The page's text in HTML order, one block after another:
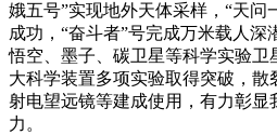
娥五号”实现地外天体采样，“天问
成功，“奋斗者”号完成万米载人深
悟空、墨子、碳卫星等科学实验
大科学装置多项实验取得突破，散
射电望远镜等建成使用，有力彰
力。